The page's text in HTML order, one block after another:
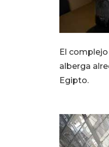
El
alberga
Egipto.